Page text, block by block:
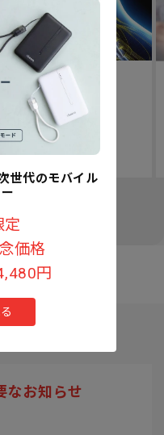
みについて
世代のモバイル
定
価格
円
なお知らせ